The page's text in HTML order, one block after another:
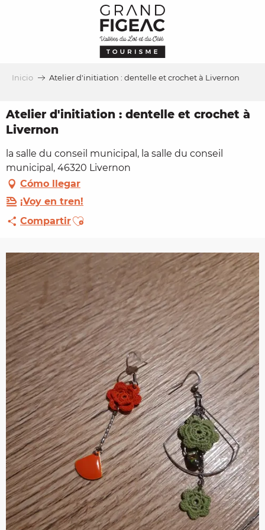
Inicio Atelier d'initiation : dentelle et crochet à Livernon
Atelier d'initiation : dentelle et crochet à
Livernon
la salle du conseil municipal, la salle du conseil
municipal, 46320 Livernon
Cómo llegar
¡Voy en tren!
CompartirAjouter aux favoris